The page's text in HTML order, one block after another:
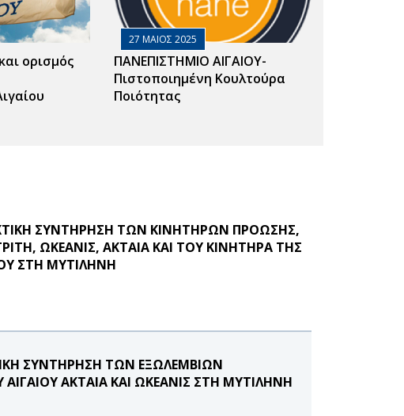
ορισμός
27 ΜΑΙΟΣ 2025
ΠΑΝΕΠΙΣΤΗΜΙΟ ΑΙΓΑΙΟΥ-
Πιστοποιημένη Κουλτούρα
Ποιότητας
ΣΥΝΤΗΡΗΣΗ ΤΩΝ ΚΙΝΗΤΗΡΩΝ ΠΡΟΩΣΗΣ,
ΩΚΕΑΝΙΣ, ΑΚΤΑΙΑ ΚΑΙ ΤΟΥ ΚΙΝΗΤΗΡΑ ΤΗΣ
ΣΤΗ ΜΥΤΙΛΗΝΗ
ΣΥΝΤΗΡΗΣΗ ΤΩΝ ΕΞΩΛΕΜΒΙΩΝ
ΑΚΤΑΙΑ ΚΑΙ ΩΚΕΑΝΙΣ ΣΤΗ ΜΥΤΙΛΗΝΗ